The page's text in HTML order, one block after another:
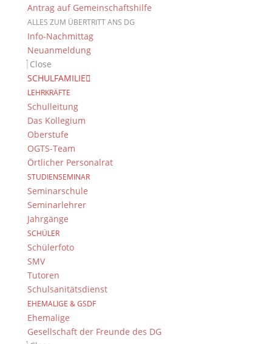
Antrag auf Gemeinschaftshilfe
ALLES ZUM ÜBERTRITT ANS DG
Info-Nachmittag
Neuanmeldung
Close
SCHULFAMILIE
LEHRKRÄFTE
Schulleitung
Das Kollegium
Oberstufe
OGTS-Team
Örtlicher Personalrat
STUDIENSEMINAR
Seminarschule
Seminarlehrer
Jahrgänge
SCHÜLER
Schülerfoto
SMV
Tutoren
Schulsanitätsdienst
EHEMALIGE & GSDF
Ehemalige
Gesellschaft der Freunde des DG
Das DG
Dientzenhofer-Gymnasium Bamberg
Feldkirchenstr. 20-22
96052 Bamberg
Tel.: +49 (0) 951 93 23 90
Fax.: +49 (0) 951 93 23 92 0
E-Mail:dg@stadt.bamberg.de
Kontakt & Ansprechpartner
Senden Sie uns Ihre Nachricht.
Impressum & Datenschutz
Impressum
Datenschutzerklärung
Kontakt
© 2015-2022, Dientzenhofer-Gymnasium Bamberg